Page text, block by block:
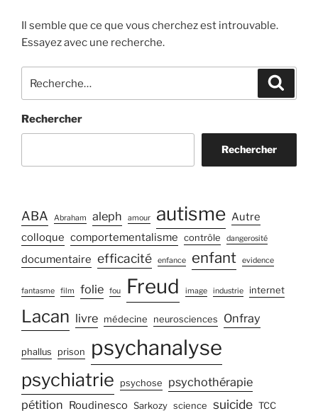
Il semble que ce que vous cherchez est introuvable.
Essayez avec une recherche.
pour
Rechercher
Rechercher
ABA Abraham aleph amour autisme Autre
colloque comportementalisme contrôle dangerosité
documentaire efficacité enfance enfant evidence
fantasme film folie fou Freud image industrie internet
Lacan livre médecine neurosciences Onfray
phallus prison psychanalyse
psychiatrie psychose
psychothérapie
pétition Roudinesco Sarkozy science suicide TCC